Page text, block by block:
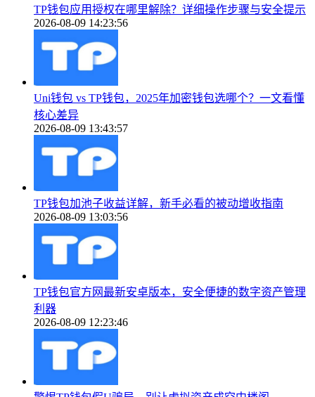
TP钱包应用授权在哪里解除？详细操作步骤与安全提示
2026-08-09 14:23:56
Uni钱包 vs TP钱包，2025年加密钱包选哪个？一文看懂
核心差异
2026-08-09 13:43:57
TP钱包加池子收益详解，新手必看的被动增收指南
2026-08-09 13:03:56
TP钱包官方网最新安卓版本，安全便捷的数字资产管理
利器
2026-08-09 12:23:46